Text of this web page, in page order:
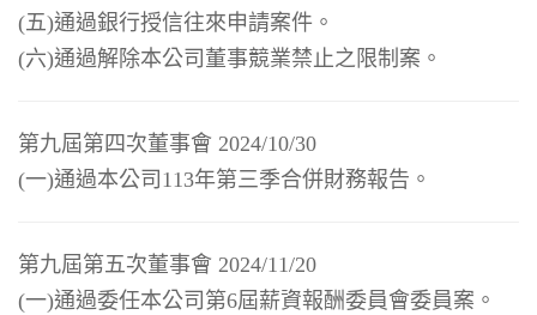
(五)通過銀行授信往來申請案件。
(六)通過解除本公司董事競業禁止之限制案。
第九屆第四次董事會 2024/10/30
(一)通過本公司113年第三季合併財務報告。
第九屆第五次董事會 2024/11/20
(一)通過委任本公司第6屆薪資報酬委員會委員案。